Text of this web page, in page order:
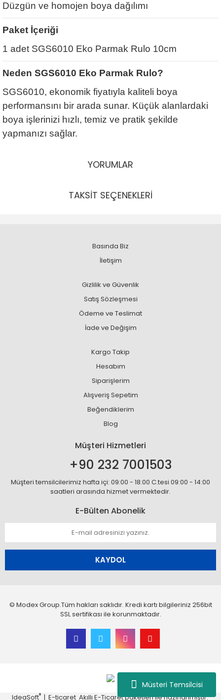
Müsteri Temsilcisi
Düzgün ve homojen boya dağılımı
Paket İçeriği
1 adet SGS6010 Eko Parmak Rulo 10cm
Neden SGS6010 Eko Parmak Rulo?
SGS6010, ekonomik fiyatıyla kaliteli boya
performansını bir arada sunar. Küçük alanlardaki
boya işlerinizi hızlı, temiz ve pratik şekilde
yapmanızı sağlar.
YORUMLAR
TAKSİT SEÇENEKLERİ
Basında Biz
İletişim
Gizlilik ve Güvenlik
Satış Sözleşmesi
Ödeme ve Teslimat
İade ve Değişim
Kargo Takip
Hesabım
Siparişlerim
Alışveriş Sepetim
Beğendiklerim
Blog
Müşteri Hizmetleri
+90 232 7001503
Müşteri temsilcilerimiz hafta içi: 09:00 - 18:00 C.tesi 09:00 - 14:00
saatleri arasında hizmet vermektedir.
E-Bülten Abonelik
KAYDOL
© Modex Group.Tüm hakları saklıdır. Kredi kartı bilgileriniz 256bit
SSL sertifikası ile korunmaktadır.
IdeaSoft® | E-ticaret Akıllı E-Ticaret paketleri ile hazırlanmıştır.